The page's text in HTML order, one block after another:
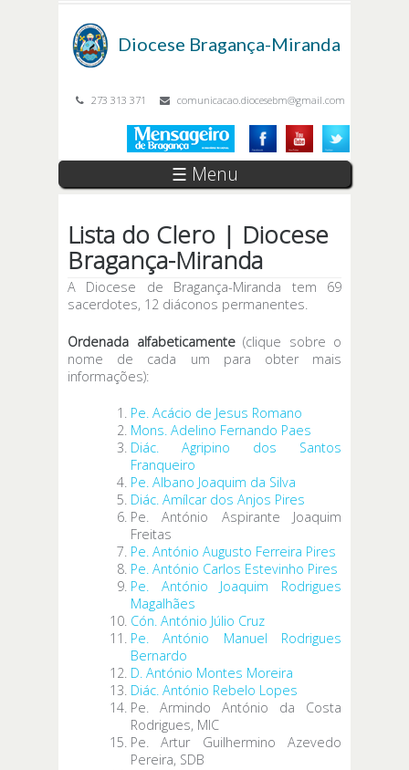
Diocese Bragança-Miranda
273 313 371 comunicacao.diocesebm@gmail.com
☰ Menu
Lista do Clero | Diocese
Bragança-Miranda
A Diocese de Bragança-Miranda tem 69
sacerdotes, 12 diáconos permanentes.
Ordenada alfabeticamente(clique sobre o
nome de cada um para obter mais
informações):
Pe. Acácio de Jesus Romano
Mons. Adelino Fernando Paes
Diác. Agripino dos Santos
Franqueiro
Pe. Albano Joaquim da Silva
Diác. Amílcar dos Anjos Pires
Pe. António Aspirante Joaquim
Freitas
Pe. António Augusto Ferreira Pires
Pe. António Carlos Estevinho Pires
Pe. António Joaquim Rodrigues
Magalhães
Cón. António Júlio Cruz
Pe. António Manuel Rodrigues
Bernardo
D. António Montes Moreira
Diác. António Rebelo Lopes
Pe. Armindo António da Costa
Rodrigues, MIC
Pe. Artur Guilhermino Azevedo
Pereira, SDB